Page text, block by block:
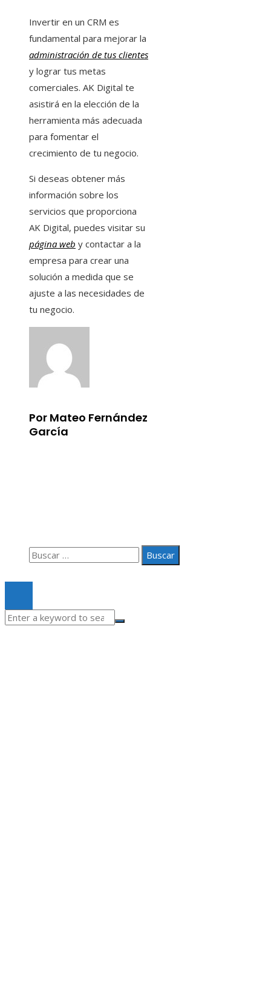
Invertir en un CRM es
fundamental para mejorar la
administración de tus clientes
y lograr tus metas
comerciales. AK Digital te
asistirá en la elección de la
herramienta más adecuada
para fomentar el
crecimiento de tu negocio.
Si deseas obtener más
información sobre los
servicios que proporciona
AK Digital, puedes visitar su
página web y contactar a la
empresa para crear una
solución a medida que se
ajuste a las necesidades de
tu negocio.
Por Mateo Fernández
García
Buscar: